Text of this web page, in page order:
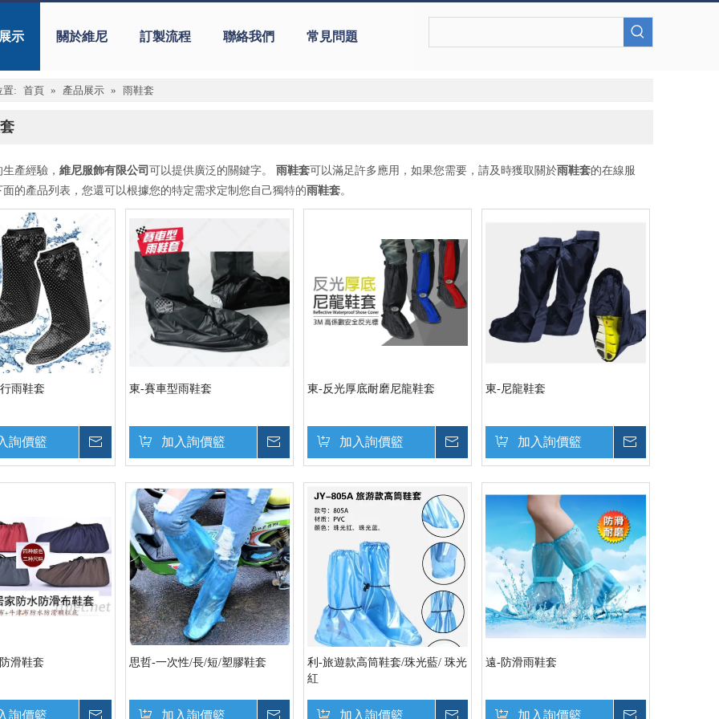
示 關於維尼 訂製流程 聯絡我們 常見問題
置: 首頁 » 產品展示 » 雨鞋套
產經驗， 維尼服飾有限公司 可以提供廣泛的關鍵字。 雨鞋套可以滿足許多應用，如果您需要，請及時獲取關於雨鞋套的在線服
面的產品列表，您還可以根據您的特定需求定制您自己獨特的雨鞋套。
雨鞋套
詢價籃
東-賽車型雨鞋套
加入詢價籃
東-反光厚底耐磨尼龍鞋套
加入詢價籃
東-尼龍鞋套
加入詢價籃
滑鞋套
詢價籃
思哲-一次性/長/短/塑膠鞋套
加入詢價籃
利-旅遊款高筒鞋套/珠光藍/ 珠光
紅
加入詢價籃
遠-防滑雨鞋套
加入詢價籃